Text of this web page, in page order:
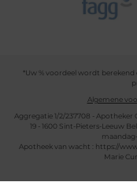
*Uw % voordeel wordt
Algemene
Aggregatie 1/2/237708 - Apotheker
19 - 1600 Sint-Pieters-Leeuw
Apotheek van wacht :
https://
Marie